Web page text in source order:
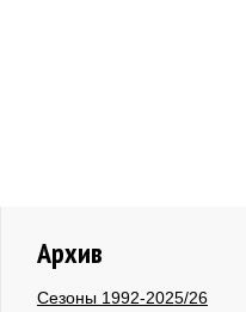
Архив
Сезоны 1992-2025/26